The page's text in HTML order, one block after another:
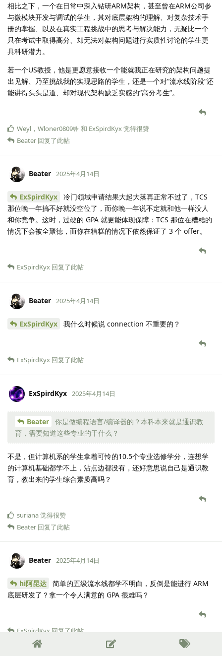
相比之下，一个在日常中深入钻研ARM架构，甚至曾在ARM公司参
与微模块开发与调试的学生，其对底层架构的理解、对复杂技术手
册的掌握、以及在真实工程挑战中的思考与解决能力，无疑比一个
只在考试中取得高分、却无法对架构问题进行实质性讨论的学生更
具科研潜力。
若一个US教授，他是更愿意接收一个能就我正在研究的架构问题提
出见解、乃至挑战我的实现思路的学生，还是一个对“流水线阶段”还
能讲得头头是道、却对现代架构缺乏实感的“高分考生”。
Weyl ， Wloner0809🤟 和 ExSpirdKyx觉得很赞
Beater 回复了此帖
Beater 2025年4月14日
ExSpirdKyx
冷门领域申请结果大起大落再正常不过了，TCS
那位晚一年搞不好就没空位了，而你晚一年说不定就和他一样没人
和你竞争。这时，过硬的 GPA 就更能体现保障：TCS 那位在糟糕的
情况下会被全聚德，而你在糟糕的情况下依然保证了 3 个 offer。
ExSpirdKyx 回复了此帖
Beater 2025年4月14日
ExSpirdKyx 我什么时候说 connection 不重要的？
ExSpirdKyx 回复了此帖
ExSpirdKyx 2025年4月14日
Beater
你是做编程语言/编译器的？本科本来就是通识教
育，需要知道这些专业的干什么？
不是，但计算机系的学生拿着可怜的10.5个专业选修学分，连想学
的计算机基础都学不上，沾点边都没有，还好意思说自己是通识教
育，教出来的学生综合素质高吗？
suriana觉得很赞
Beater 回复了此帖
Beater 2025年4月14日
hi阿昆达
简单的五级流水线都学不明白，反倒是能进行 ARM
底层研发了？拿一个令人满意的 GPA 很难吗？
ExSpirdKyx 回复了此帖